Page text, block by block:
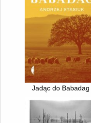
Jadąc do Babadag